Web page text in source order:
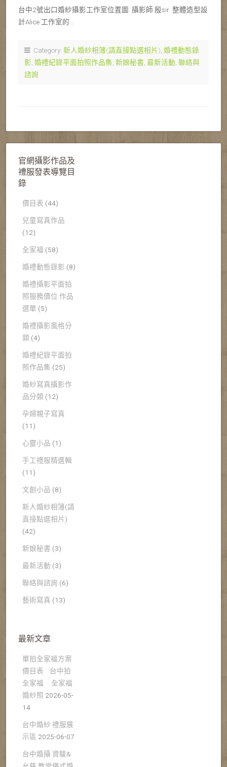
台中2號出口婚紗攝影工作室位置圖 攝影師 殷sir 整體造型設
計Alice 工作室的…
Category: 新人婚紗相簿(請直接點選相片) 婚禮動態錄
影 婚禮紀錄平面拍照作品集 新娘秘書 最新活動 聯絡與
諮詢
官網攝影作品及
禮服發表導覽目
錄
價目表 (44)
兒童寫真作品
(12)
全家福 (58)
婚禮動態錄影 (8)
婚禮攝影平面拍
照服務價位 作品
選單 (5)
婚禮攝影風格分
類 (4)
婚禮紀錄平面拍
照作品集 (25)
婚紗寫真攝影作
品分類 (12)
孕婦親子寫真
(11)
心靈小品 (1)
手工禮服精選輯
(11)
文創小品 (8)
新人婚紗相簿(請
直接點選相片)
(42)
新娘秘書 (3)
最新活動 (3)
聯絡與諮詢 (6)
藝術寫真 (13)
最新文章
單拍全家福方案
價目表 台中拍
全家福 全家福
婚紗照 2026-05-
14
台中婚紗 禮服展
示區 2025-06-07
台中婚攝 資駿&